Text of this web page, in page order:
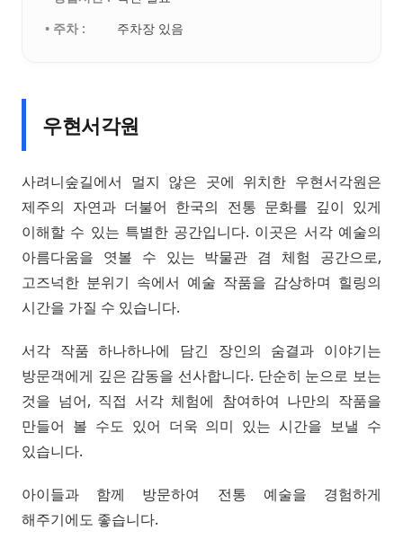
• 주차 :
주차장 있음
우현서각원
사려니숲길에서 멀지 않은 곳에 위치한 우현서각원은
제주의 자연과 더불어 한국의 전통 문화를 깊이 있게
이해할 수 있는 특별한 공간입니다. 이곳은 서각 예술의
아름다움을 엿볼 수 있는 박물관 겸 체험 공간으로,
고즈넉한 분위기 속에서 예술 작품을 감상하며 힐링의
시간을 가질 수 있습니다.
서각 작품 하나하나에 담긴 장인의 숨결과 이야기는
방문객에게 깊은 감동을 선사합니다. 단순히 눈으로 보는
것을 넘어, 직접 서각 체험에 참여하여 나만의 작품을
만들어 볼 수도 있어 더욱 의미 있는 시간을 보낼 수
있습니다.
아이들과 함께 방문하여 전통 예술을 경험하게
해주기에도 좋습니다.